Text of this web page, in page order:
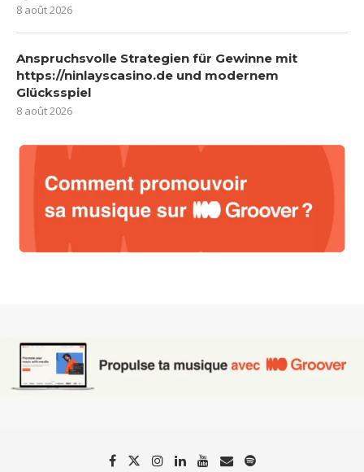
8 août 2026
Anspruchsvolle Strategien für Gewinne mit
https://ninlayscasino.de und modernem
Glücksspiel
8 août 2026